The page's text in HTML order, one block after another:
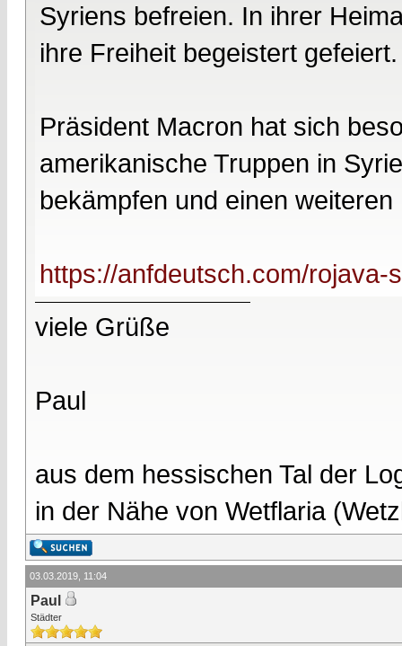
Syriens befreien. In ihrer
ihre Freiheit begeistert gefeiert.
Präsident Macron hat sich
amerikanische Truppen in
bekämpfen und einen
https://anfdeutsch.com/rojava-
viele Grüße
Paul
aus dem hessischen Tal der
in der Nähe von Wetflaria
03.03.2019, 11:04
Paul
Städter